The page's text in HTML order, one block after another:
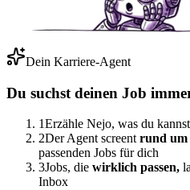
Dein Karriere-Agent
Du suchst deinen Job
1Erzähle Nejo, was du
2Der Agent screent rund
passenden Jobs für dich
3Jobs, die wirklich passen,
Inbox